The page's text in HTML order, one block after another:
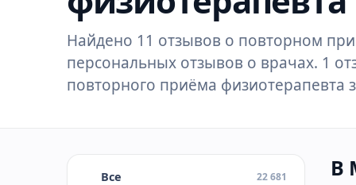
Найдено 11 отзывов о повторном
персональных отзывов о врачах. 1
повторного приёма физиотерапевта
Все 22 681 В